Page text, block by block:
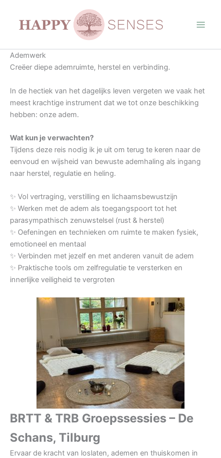
Ademwerk
Creëer diepe ademruimte, herstel en verbinding.
In de hectiek van het dagelijks leven vergeten we vaak het
meest krachtige instrument dat we tot onze beschikking
hebben: onze adem.
Wat kun je verwachten?
Tijdens deze reis nodig ik je uit om terug te keren naar de
eenvoud en wijsheid van bewuste ademhaling als ingang
naar herstel, regulatie en heling.
✨ Vol vertraging, verstilling en lichaamsbewustzijn
✨ Werken met de adem als toegangspoort tot het
parasympathisch zenuwstelsel (rust & herstel)
✨ Oefeningen en technieken om ruimte te maken fysiek,
emotioneel en mentaal
✨ Verbinden met jezelf en met anderen vanuit de adem
✨ Praktische tools om zelfregulatie te versterken en
innerlijke veiligheid te vergroten
BRTT & TRB Groepssessies – De
Schans, Tilburg
Ervaar de kracht van loslaten, ademen en thuiskomen in